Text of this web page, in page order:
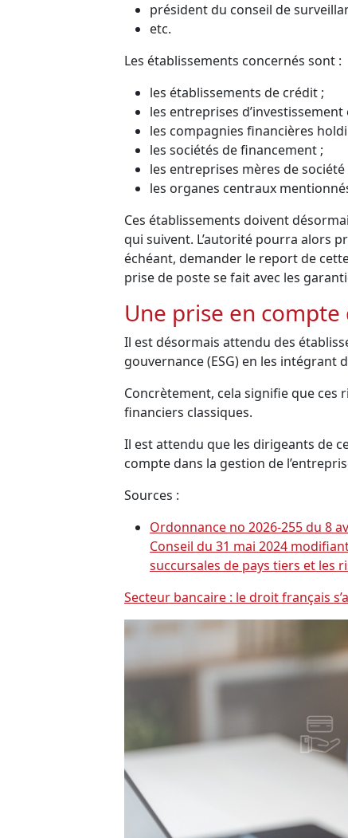
président du conseil de
etc.
Les établissements concernés sont :
les établissements de crédit ;
les entreprises
les compagnies financières
les sociétés de financement ;
les entreprises mères de
les organes centraux
Ces établissements doivent
qui suivent. L’autorité pourra alors
échéant, demander le report de
prise de poste se fait avec les
Une prise en compte
Il est désormais attendu des
gouvernance (ESG) en les intégrant
Concrètement, cela signifie que
financiers classiques.
Il est attendu que les dirigeants de
compte dans la gestion de
Sources :
Ordonnance no 2026-255 du 8
Conseil du 31 mai 2024
succursales de pays tiers et les
Secteur bancaire : le droit français